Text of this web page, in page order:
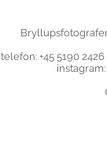
telefon: +45 5190 2426